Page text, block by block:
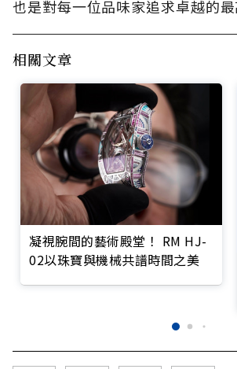
也是對每一位品味家追求卓越的最
相關文章
凝視腕間的藝術殿堂！ RM HJ-
02以珠寶與機械共譜時間之美